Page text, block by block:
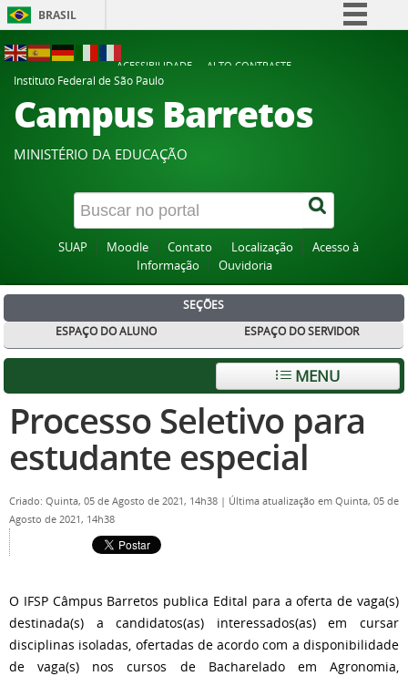
BRASIL
Participe
Acesso à informação
Canais
ACESSIBILIDADE
ALTO CONTRASTE
Instituto Federal de São Paulo
Campus Barretos
MINISTÉRIO DA EDUCAÇÃO
SUAP Moodle Contato Localização
Acesso à
Informação
Ouvidoria
SEÇÕES
ESPAÇO DO ALUNO
ESPAÇO DO SERVIDOR
MENU
Processo Seletivo para
estudante especial
Criado: Quinta, 05 de Agosto de 2021, 14h38 | Última atualização em Quinta, 05 de
Agosto de 2021, 14h38
O IFSP Câmpus Barretos publica Edital para a oferta de vaga(s)
destinada(s) a candidatos(as) interessados(as) em cursar
disciplinas isoladas, ofertadas de acordo com a disponibilidade
de vaga(s) nos cursos de Bacharelado em Agronomia,